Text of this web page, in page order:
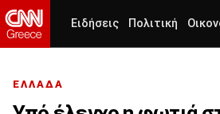
Ειδήσεις Πολιτική
ΕΛΛΑΔΑ